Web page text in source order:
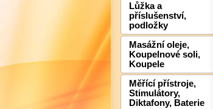
Lůžka a
příslušenství,
podložky
Masážní oleje,
Koupelnové soli,
Koupele
Měřící přístroje,
Stimulátory,
Diktafony, Baterie